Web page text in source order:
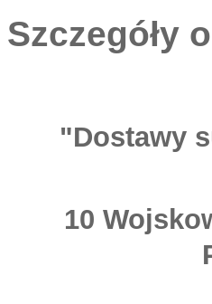
Szczegóły
"Dostawy
10